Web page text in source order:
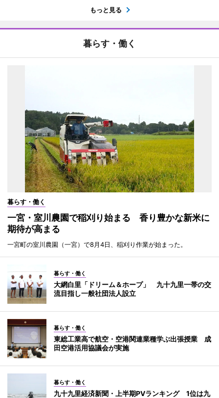
もっと見る
暮らす・働く
暮らす・働く
一宮・室川農園で稲刈り始まる 香り豊かな新米に
期待が高まる
一宮町の室川農園（一宮）で8月4日、稲刈り作業が始まった。
暮らす・働く
大網白里「ドリーム＆ホープ」 九十九里一帯の交
流目指し一般社団法人設立
暮らす・働く
東総工業高で航空・空港関連業種学ぶ出張授業 成
田空港活用協議会が実施
暮らす・働く
九十九里経済新聞・上半期PVランキング 1位は九